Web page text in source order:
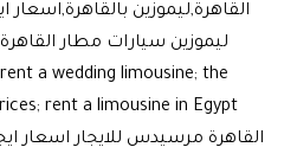
القاهرة,ليموزين
a wedding limousine; the
القاهرة مرسيدس للايجار اسعار